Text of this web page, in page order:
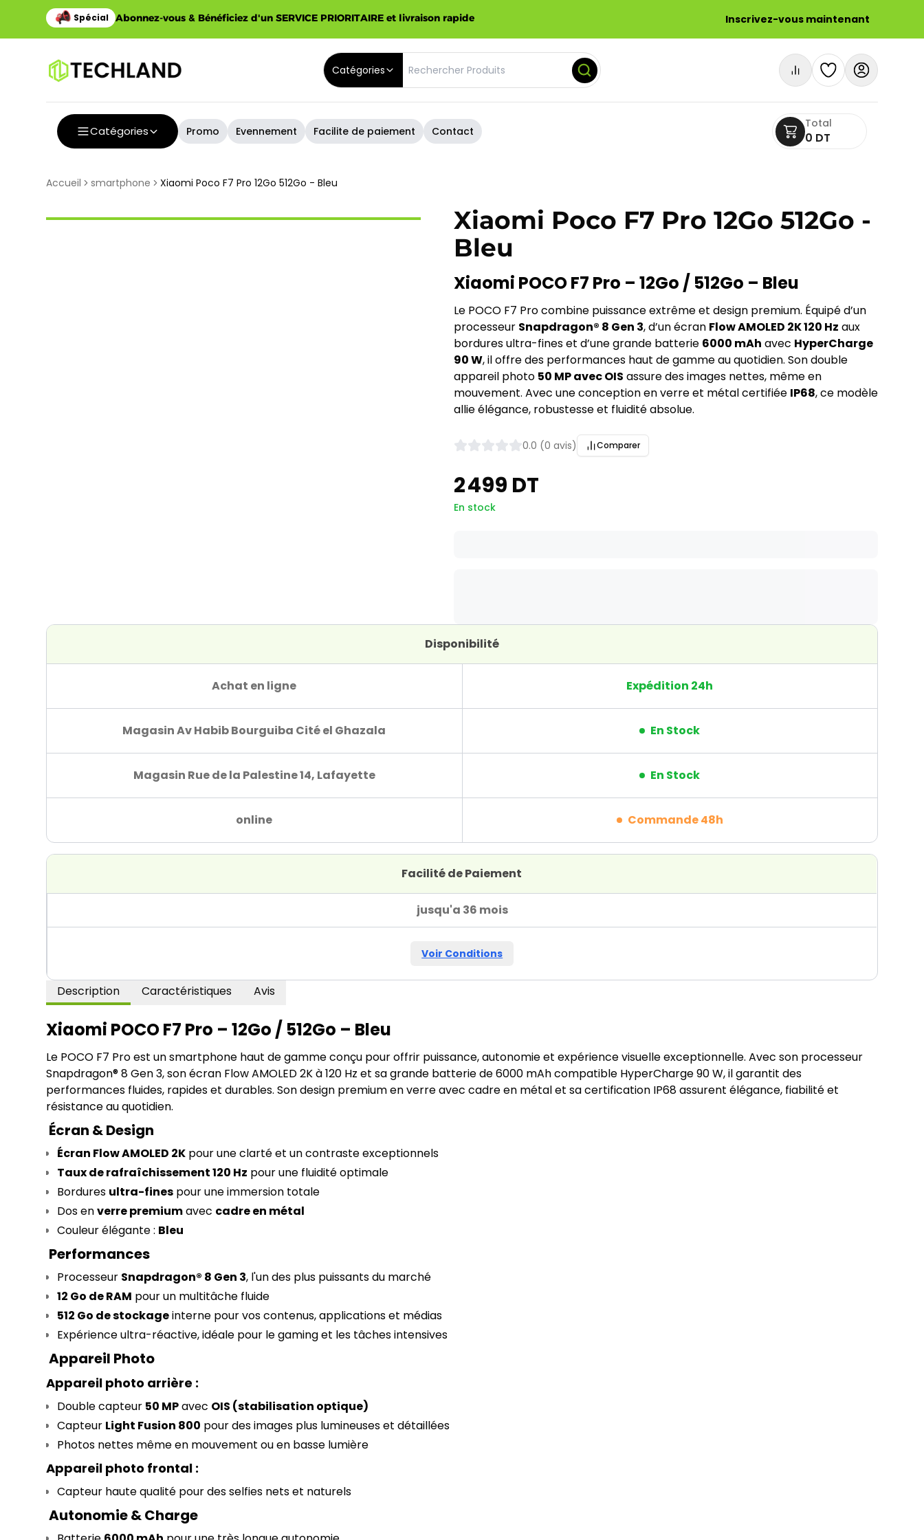
Abonnez-vous & Bénéficiez d'un SERVICE PRIORITAIRE et livraison rapide Inscrivez-vous maintenant
Catégories
Catégories Promo Evennement Facilite de paiement Contact
Total
0 DT
Accueil smartphone Xiaomi Poco F7 Pro 12Go 512Go - Bleu
Xiaomi Poco F7 Pro 12Go 512Go -
Bleu
Xiaomi POCO F7 Pro – 12Go / 512Go – Bleu
Le POCO F7 Pro combine puissance extrême et design premium. Équipé d’un
processeur Snapdragon® 8 Gen 3, d’un écran Flow AMOLED 2K 120 Hz aux
bordures ultra-fines et d’une grande batterie 6000 mAh avec HyperCharge
90 W, il offre des performances haut de gamme au quotidien. Son double
appareil photo 50 MP avec OIS assure des images nettes, même en
mouvement. Avec une conception en verre et métal certifiée IP68, ce modèle
allie élégance, robustesse et fluidité absolue.
0.0 (0 avis) Comparer
2 499 DT
En stock
Disponibilité
Achat en ligne Expédition 24h
Magasin Av Habib Bourguiba Cité el Ghazala En Stock
Magasin Rue de la Palestine 14, Lafayette En Stock
online Commande 48h
Facilité de Paiement
jusqu'a 36 mois
Voir Conditions
Description Caractéristiques Avis
Xiaomi POCO F7 Pro – 12Go / 512Go – Bleu
Le POCO F7 Pro est un smartphone haut de gamme conçu pour offrir puissance, autonomie et expérience visuelle exceptionnelle. Avec son processeur
Snapdragon® 8 Gen 3, son écran Flow AMOLED 2K à 120 Hz et sa grande batterie de 6000 mAh compatible HyperCharge 90 W, il garantit des
performances fluides, rapides et durables. Son design premium en verre avec cadre en métal et sa certification IP68 assurent élégance, fiabilité et
résistance au quotidien.
Écran & Design
Écran Flow AMOLED 2K pour une clarté et un contraste exceptionnels
Taux de rafraîchissement 120 Hz pour une fluidité optimale
Bordures ultra-fines pour une immersion totale
Dos en verre premium avec cadre en métal
Couleur élégante : Bleu
Performances
Processeur Snapdragon® 8 Gen 3, l'un des plus puissants du marché
12 Go de RAM pour un multitâche fluide
512 Go de stockage interne pour vos contenus, applications et médias
Expérience ultra-réactive, idéale pour le gaming et les tâches intensives
Appareil Photo
Appareil photo arrière :
Double capteur 50 MP avec OIS (stabilisation optique)
Capteur Light Fusion 800 pour des images plus lumineuses et détaillées
Photos nettes même en mouvement ou en basse lumière
Appareil photo frontal :
Capteur haute qualité pour des selfies nets et naturels
Autonomie & Charge